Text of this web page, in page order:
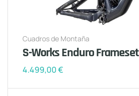
Cuadros de Montaña
S-Works Enduro Frameset
4.499,00€